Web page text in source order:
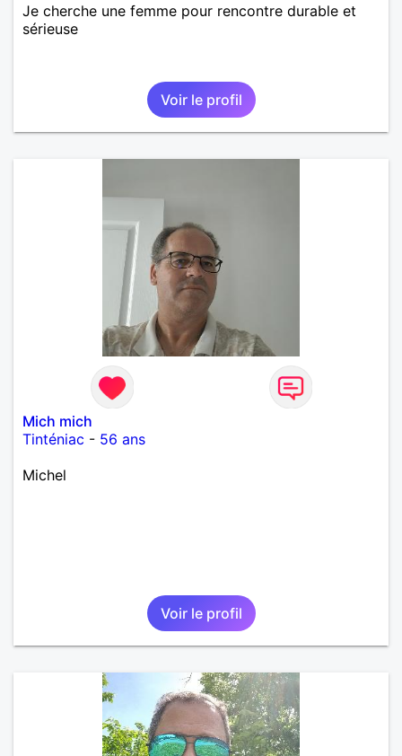
Je cherche une femme pour rencontre durable et
sérieuse
Voir le profil
Mich mich
Tinténiac - 56 ans
Michel
Voir le profil